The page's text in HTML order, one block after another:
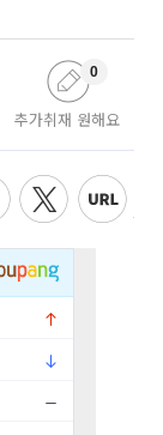
추가취재 원해요
0